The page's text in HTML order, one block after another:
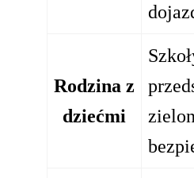
Rodzina z
dziećmi